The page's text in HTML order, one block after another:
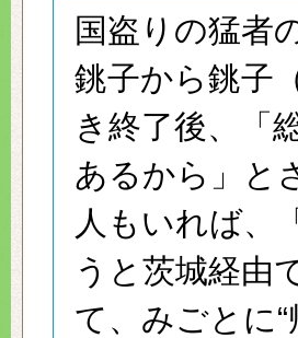
国盗りの猛者
銚子から銚子
き終了後、「
あるから」と
人もいれば、
うと茨城経由
て、みごとに